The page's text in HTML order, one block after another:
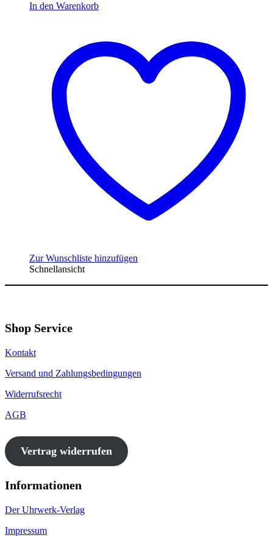
In den Warenkorb
Zur Wunschliste hinzufügen
Schnellansicht
Shop Service
Kontakt
Versand und Zahlungsbedingungen
Widerrufsrecht
AGB
Vertrag widerrufen
Informationen
Der Uhrwerk-Verlag
Impressum